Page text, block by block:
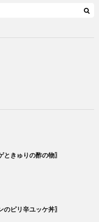
きゅりの酢の物〗
ピリ辛ユッケ丼〗